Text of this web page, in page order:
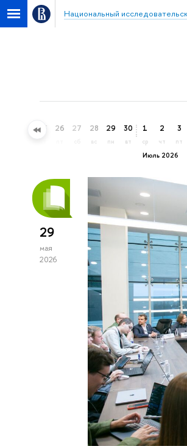
Национальный
25 26 27 28
вс
29
пн
30
вт
Июль 2026
1
ср
2
чт
3
пт
29
мая
2026